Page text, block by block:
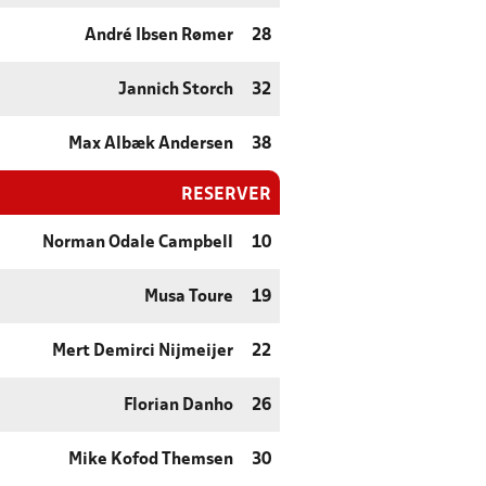
André Ibsen Rømer 28
Jannich Storch 32
Max Albæk Andersen 38
RESERVER
Norman Odale Campbell 10
Musa Toure 19
Mert Demirci Nijmeijer 22
Florian Danho 26
Mike Kofod Themsen 30